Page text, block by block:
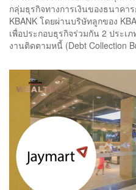
กลุ่มธุรกิจทางการเงินของธนาค
KBANK โดยผ่านบริษัทลูกของ
เพื่อประกอบธุรกิจร่วมกัน 2 ประเ
งานติดตามหนี้ (Debt Collection